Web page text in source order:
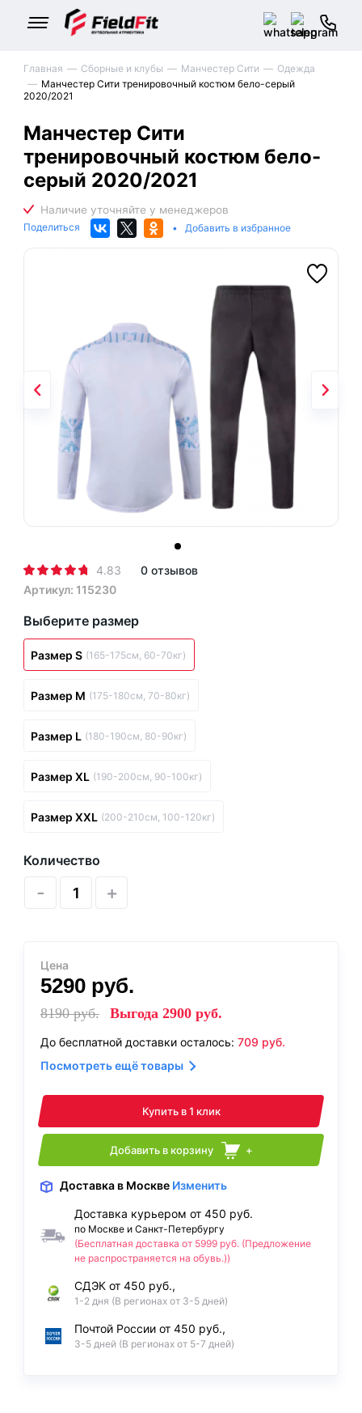
Главная Сборные и клубы Манчестер Сити
Одежда
Манчестер Сити тренировочный костюм бело-серый
2020/2021
Манчестер Сити
тренировочный костюм бело-
серый 2020/2021
Поделиться • Добавить в избранное
4.83
0 отзывов
Артикул: 115230
Выберите размер
Размер S (165-175см, 60-70кг)
Размер M (175-180см, 70-80кг)
Размер L (180-190см, 80-90кг)
Размер XL (190-200см, 90-100кг)
Размер XXL (200-210см, 100-120кг)
Количество
- +
Цена
5290 руб.
8190руб. Выгода 2900 руб.
До бесплатной доставки осталось: 709 руб.
Посмотреть ещё товары
Купить в 1 клик
Добавить в корзину +
Доставка в Москве Изменить
Доставка курьером от 450 руб.
по Москве и Санкт-Петербургу
(Бесплатная доставка от 5999 руб. (Предложение
не распространяется на обувь.))
СДЭК от 450 руб.,
1-2 дня (В регионах от 3-5 дней)
Почтой России от 450 руб.,
3-5 дней (В регионах от 5-7 дней)